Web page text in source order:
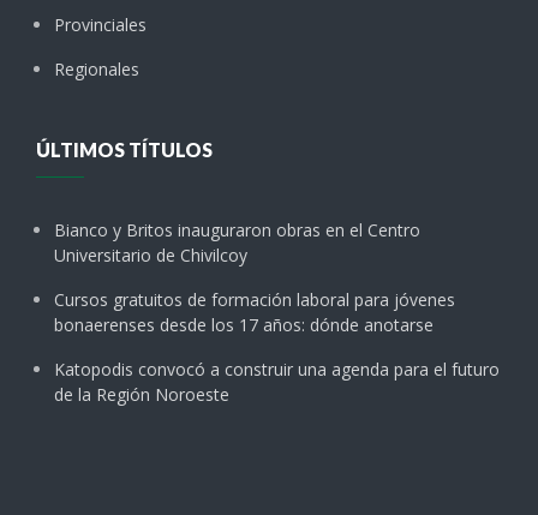
Provinciales
Regionales
ÚLTIMOS TÍTULOS
Bianco y Britos inauguraron obras en el Centro
Universitario de Chivilcoy
Cursos gratuitos de formación laboral para jóvenes
bonaerenses desde los 17 años: dónde anotarse
Katopodis convocó a construir una agenda para el futuro
de la Región Noroeste